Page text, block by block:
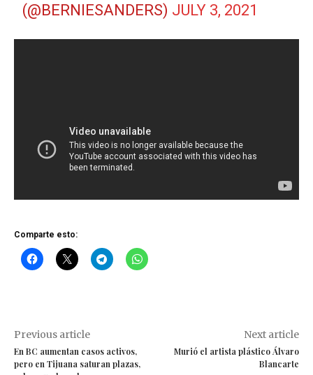
(@BERNIESANDERS) JULY 3, 2021
Comparte esto:
Previous article
En BC aumentan casos activos,
pero en Tijuana saturan plazas,
Next article
Murió el artista plástico Álvaro
Blancarte